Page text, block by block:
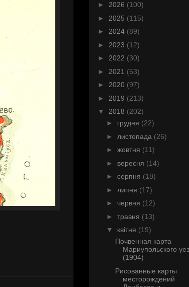
► 2026 (100)
► 2025 (115)
► 2024 (89)
► 2023 (12)
► 2022 (30)
► 2021 (53)
► 2020 (97)
► 2019 (213)
▼ 2018 (202)
► грудня (22)
► листопада (26)
► жовтня (11)
► вересня (14)
► серпня (18)
► липня (17)
► червня (12)
► травня (13)
▼ квітня (19)
Почвенная карта
Мариупольского
(1904)
Рисованные карты
месторождений